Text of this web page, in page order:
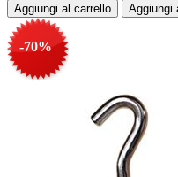
-70%